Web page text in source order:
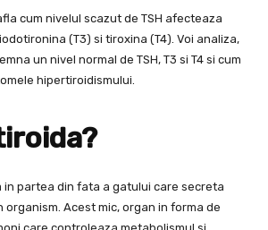
cum nivelul scazut de TSH afecteaza
(T3) si tiroxina (T4). Voi analiza,
un nivel normal de TSH, T3 si T4 si cum
hipertiroidismului.
in partea din fata a gatului care secreta
Acest mic, organ in forma de